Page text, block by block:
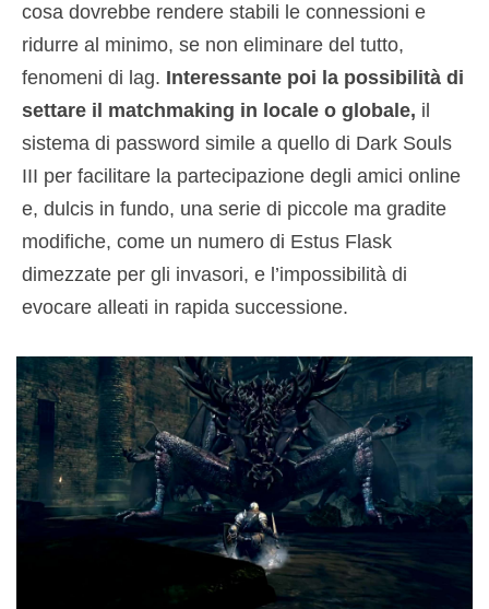
cosa dovrebbe rendere stabili le connessioni e
ridurre al minimo, se non eliminare del tutto,
fenomeni di lag. Interessante poi la possibilità di
settare il matchmaking in locale o globale, il
sistema di password simile a quello di Dark Souls
III per facilitare la partecipazione degli amici online
e, dulcis in fundo, una serie di piccole ma gradite
modifiche, come un numero di Estus Flask
dimezzate per gli invasori, e l’impossibilità di
evocare alleati in rapida successione.